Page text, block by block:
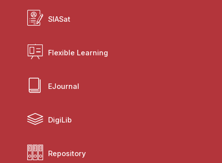
SIASat
Flexible Learning
EJournal
DigiLib
Repository